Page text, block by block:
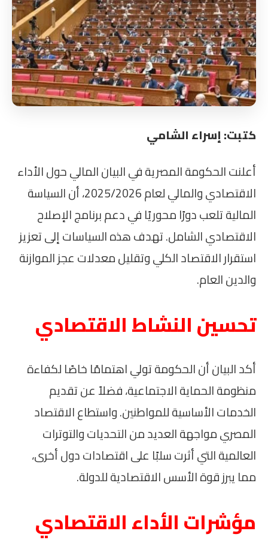
كتبت: إسراء الشامي
أعلنت الحكومة المصرية في البيان المالي حول الأداء
الاقتصادي والمالي لعام 2025/2026، أن السياسة
المالية تلعب دورًا محوريًا في دعم برنامج الإصلاح
الاقتصادي الشامل. تهدف هذه السياسات إلى تعزيز
استقرار الاقتصاد الكلي وتقليل معدلات عجز الموازنة
والدين العام.
تحسين النشاط الاقتصادي
أكد البيان أن الحكومة تولي اهتمامًا خاصًا لكفاءة
منظومة الحماية الاجتماعية، فضلاً عن تقديم
الخدمات الأساسية للمواطنين. واستطاع الاقتصاد
المصري مواجهة العديد من التحديات والتوترات
العالمية التي أثرت سلبًا على اقتصادات دول أخرى،
مما يبرز قوة الأسس الاقتصادية للدولة.
مؤشرات الأداء الاقتصادي